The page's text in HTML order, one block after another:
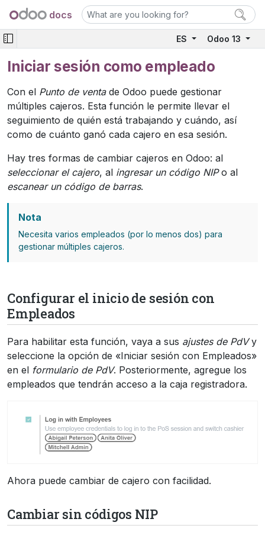
docs
ES Odoo 13
Iniciar sesión como empleado
Con el Punto de ventade Odoo puede gestionar
múltiples cajeros. Esta función le permite llevar el
seguimiento de quién está trabajando y cuándo, así
como de cuánto ganó cada cajero en esa sesión.
Hay tres formas de cambiar cajeros en Odoo: al
seleccionar el cajero, al ingresar un código NIPo al
escanear un código de barras.
Nota
Necesita varios empleados (por lo menos dos) para
gestionar múltiples cajeros.
Configurar el inicio de sesión con
Empleados
Para habilitar esta función, vaya a sus ajustes de PdVy
seleccione la opción de «Iniciar sesión con Empleados»
en el formulario de PdV. Posteriormente, agregue los
empleados que tendrán acceso a la caja registradora.
Ahora puede cambiar de cajero con facilidad.
Cambiar sin códigos NIP